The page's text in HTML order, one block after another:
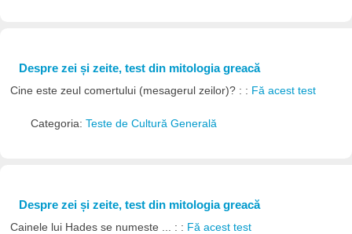
Despre zei și zeite, test din mitologia greacă
Cine este zeul comertului (mesagerul zeilor)? : : Fă acest test
Categoria: Teste de Cultură Generală
Despre zei și zeite, test din mitologia greacă
Cainele lui Hades se numeste ... : : Fă acest test